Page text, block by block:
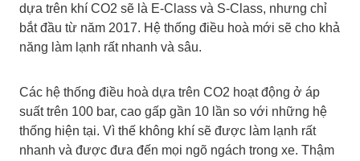
dựa trên khí CO2 sẽ là E-Class và S-Class, nhưng chỉ
bắt đầu từ năm 2017. Hệ thống điều hoà mới sẽ cho khả
năng làm lạnh rất nhanh và sâu.
Các hệ thống điều hoà dựa trên CO2 hoạt động ở áp
suất trên 100 bar, cao gấp gần 10 lần so với những hệ
thống hiện tại. Vì thế không khí sẽ được làm lạnh rất
nhanh và được đưa đến mọi ngõ ngách trong xe. Thậm